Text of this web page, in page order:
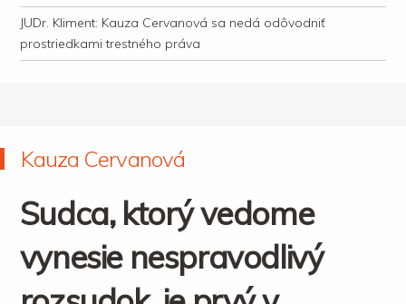
JUDr. Kliment: Kauza Cervanová sa nedá odôvodniť
prostriedkami trestného práva
Kauza Cervanová
Sudca, ktorý vedome
vynesie nespravodlivý